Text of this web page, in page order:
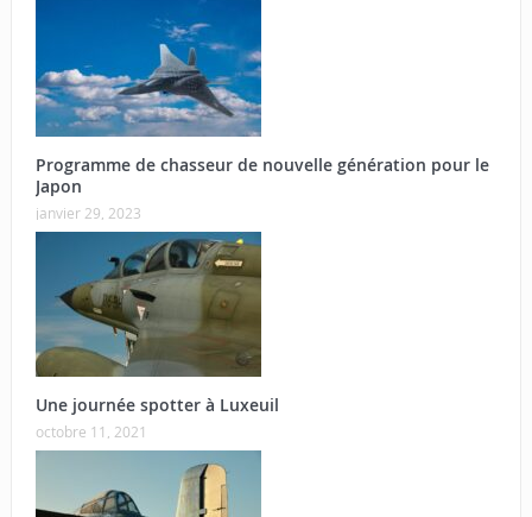
Programme de chasseur de nouvelle génération pour le
Japon
janvier 29, 2023
Une journée spotter à Luxeuil
octobre 11, 2021